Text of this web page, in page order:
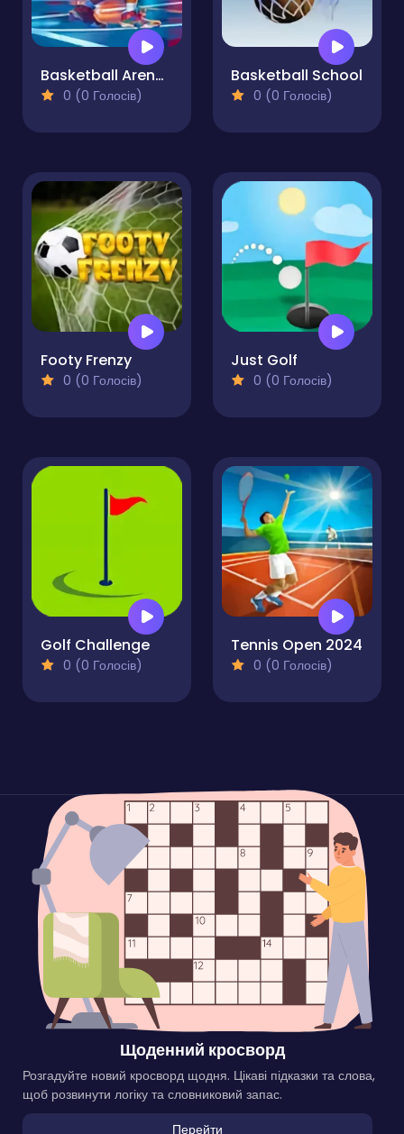
Basketball Arena Ultimate Hoops Showdown
0 (0 Голосів)
Basketball School
0 (0 Голосів)
Footy Frenzy
0 (0 Голосів)
Just Golf
0 (0 Голосів)
Golf Challenge
0 (0 Голосів)
Tennis Open 2024
0 (0 Голосів)
Щоденний кросворд
Розгадуйте новий кросворд щодня. Цікаві підказки та слова,
щоб розвинути логіку та словниковий запас.
Перейти